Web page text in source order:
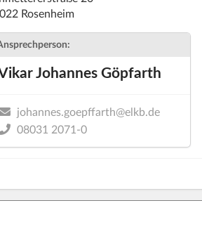
Rosenheim
Johannes Göpfarth
johannes.goepffarth@elkb.de
08031 2071-0